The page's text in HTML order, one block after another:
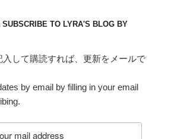
SUBSCRIBE TO LYRA'S BLOG BY
入して購読すれば、更新をメールで
by email by filling in your email